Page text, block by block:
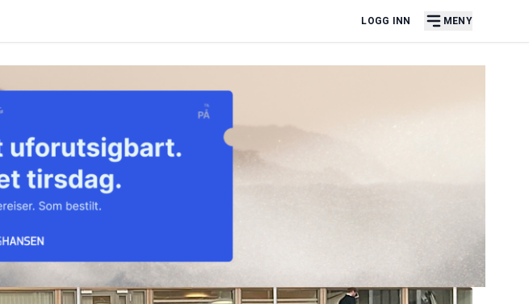
LOGG INN MENY